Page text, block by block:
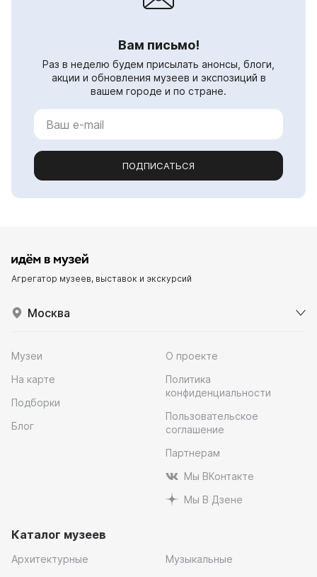
Вам письмо!
Раз в неделю будем присылать анонсы, блоги,
акции и обновления музеев и экспозиций в
вашем городе и по стране.
ПОДПИСАТЬСЯ
Агрегатор музеев, выставок и экскурсий
Москва
Музеи
На карте
Подборки
Блог
О проекте
Политика
конфиденциальности
Пользовательское
соглашение
Партнерам
Мы ВКонтакте
Мы В Дзене
Каталог музеев
Архитектурные
Музыкальные